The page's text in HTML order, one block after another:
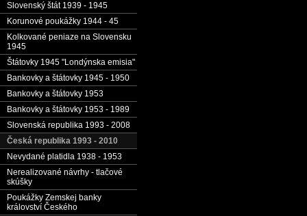
Slovenský štát 1939 - 1945
Korunové poukážky 1944 - 45
Kolkované peniaze na Slovensku
1945
Štátovky 1945 "Londýnska emisia"
Bankovky a štátovky 1945 - 1950
Bankovky a štátovky 1953
Bankovky a štátovky 1953 - 1989
Slovenská republika 1993 - 2008
Česká republika 1993 - 2010
Nevydané platidla 1938 - 1953
Nerealizované návrhy - tlačové
skúšky
Poukážky Zemskej banky
království Českého